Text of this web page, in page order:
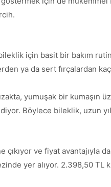
için basit bir bakım
ya da sert fırçalardan
yumuşak bir
Böylece bileklik, uzun
ve fiyat avantajıyla
yer alıyor. 2.398,50 TL